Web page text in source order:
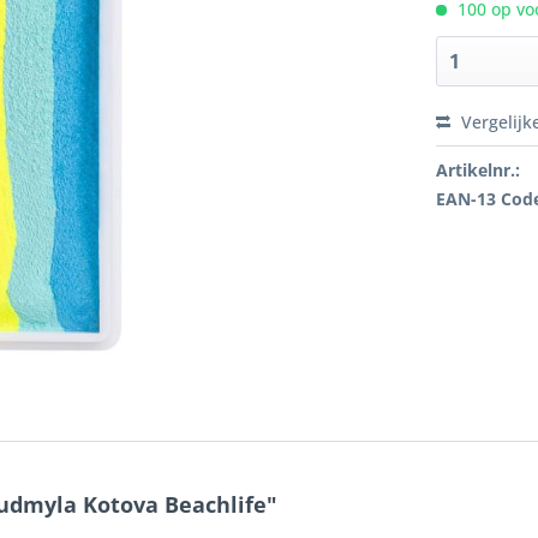
100 op
Artikelnr.:
EAN-13
Kotova Beachlife"